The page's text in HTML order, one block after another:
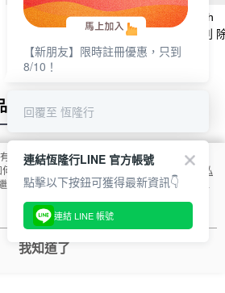
Joseph Joseph
CleanTech系列 清潔工
具收納架
NT$890
NT$990
Joseph Joseph
CleanTech系列
NT$690
全站排行
關本網站使用 cookie 方式之詳情，及若您不希
變更電腦的 cookie 設定，請參閱本網站「
隱私
續使用本網站即表示您同意本公司得按本網站使
。
我知道了
【新朋友】限時註冊優惠，只到
8/10！
回覆至 恆隆行
連結恆隆行LINE 官方帳號
點擊以下按鈕可獲得最新資訊👇
連結 LINE 帳號